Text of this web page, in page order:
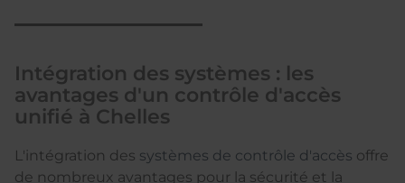
Intégration des systèmes : les
avantages d'un contrôle d'accès
unifié à Chelles
L'intégration des systèmes de contrôle d'accès offre
de nombreux avantages pour la sécurité et la